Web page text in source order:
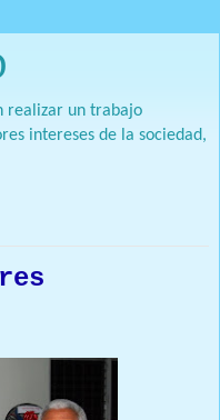
realizar un trabajo
intereses de la sociedad,